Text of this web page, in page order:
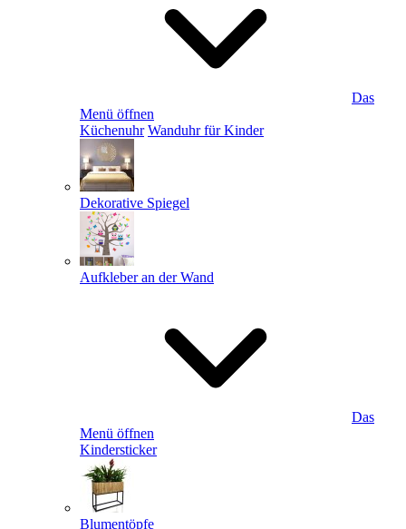
Das
Menü öffnen
Küchenuhr Wanduhr für Kinder
Dekorative Spiegel
Aufkleber an der Wand
Das
Menü öffnen
Kindersticker
Blumentöpfe